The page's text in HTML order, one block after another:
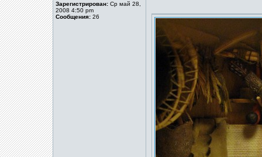
Зарегистрирован: Ср май 28,
2008 4:50 pm
Сообщения: 26